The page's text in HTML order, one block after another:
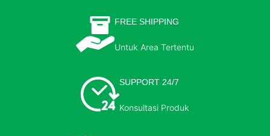
FREE SHIPPING
Untuk Area Tertentu
SUPPORT 24/7
Konsultasi Produk